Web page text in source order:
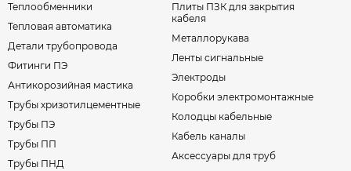
Теплообменники
Тепловая автоматика
Детали трубопровода
Фитинги ПЭ
Антикорозийная мастика
Трубы хризотилцементные
Трубы ПЭ
Трубы ПП
Трубы ПНД
Плиты ПЗК для закрытия
кабеля
Металлорукава
Ленты сигнальные
Электроды
Коробки электромонтажные
Колодцы кабельные
Кабель каналы
Аксессуары для труб